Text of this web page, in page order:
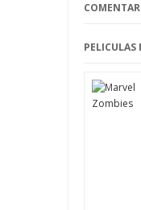
ellas está
PELICULAS